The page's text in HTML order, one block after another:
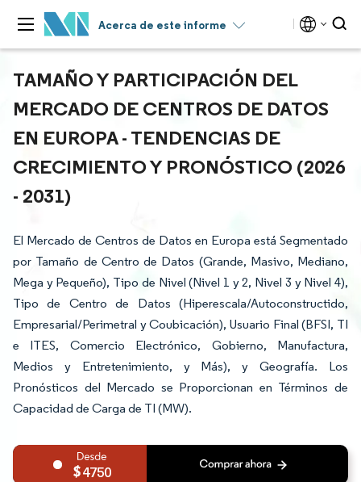
Acerca de este informe
TAMAÑO Y PARTICIPACIÓN DEL
MERCADO DE CENTROS DE DATOS
EN EUROPA - TENDENCIAS DE
CRECIMIENTO Y PRONÓSTICO (2026
- 2031)
El Mercado de Centros de Datos en Europa está Segmentado
por Tamaño de Centro de Datos (Grande, Masivo, Mediano,
Mega y Pequeño), Tipo de Nivel (Nivel 1 y 2, Nivel 3 y Nivel 4),
Tipo de Centro de Datos (Hiperescala/Autoconstructido,
Empresarial/Perimetral y Coubicación), Usuario Final (BFSI, TI
e ITES, Comercio Electrónico, Gobierno, Manufactura,
Medios y Entretenimiento, y Más), y Geografía. Los
Pronósticos del Mercado se Proporcionan en Términos de
Capacidad de Carga de TI (MW).
4750